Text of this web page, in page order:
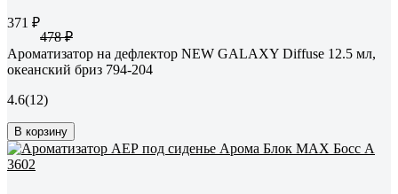
371 ₽
478 ₽
Ароматизатор на дефлектор NEW GALAXY Diffuse 12.5 мл,
океанский бриз 794-204
4.6(12)
В корзину